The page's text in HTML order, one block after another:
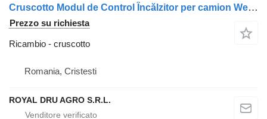
Cruscotto Modul de Control Încălzitor per camion Webasto pentru Scania, 46026A, 46026B, 82775A, 1366184
Prezzo su richiesta
Ricambio - cruscotto
Romania, Cristesti
ROYAL DRU AGRO S.R.L.